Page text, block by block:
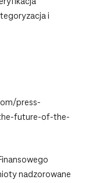
i
press-
future-of-the-
nadzorowane